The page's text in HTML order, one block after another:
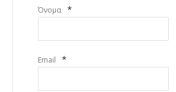
Όνομα *
Email *